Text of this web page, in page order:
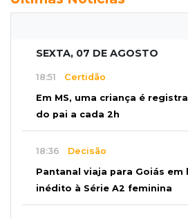
SEXTA, 07 DE AGOSTO
18:51 Certidão
Em MS, uma criança é
do pai a cada 2h
18:36 Decisão
Pantanal viaja para Goiás em
inédito à Série A2 feminina